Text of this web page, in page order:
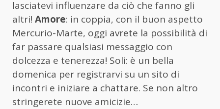
lasciatevi influenzare da ciò che fanno gli
altri! Amore: in coppia, con il buon aspetto
Mercurio-Marte, oggi avrete la possibilità di
far passare qualsiasi messaggio con
dolcezza e tenerezza! Soli: è un bella
domenica per registrarvi su un sito di
incontri e iniziare a chattare. Se non altro
stringerete nuove amicizie…